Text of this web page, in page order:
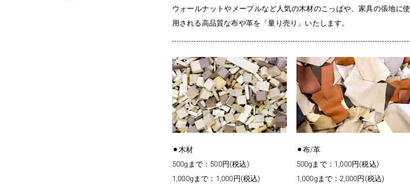
ウォールナットやメープルなど人気の木材のこっぱや、家具の張地に使
用される高品質な布や革を「量り売り」いたします。
⚫︎木材
500gまで：500円(税込)
1,000gまで：1,000円(税込)
⚫︎布/革
500gまで：1,000円(税込)
1,000gまで：2,000円(税込)